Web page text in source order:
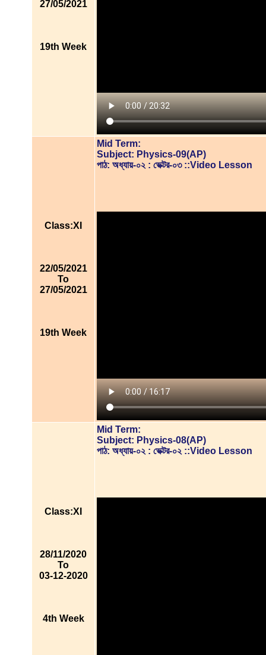
27/05/2021
19th Week
Class:XI
22/05/2021
To
27/05/2021
19th Week
Mid Term:
Subject: Physics-09(AP)
পাঠ: অধ্যায়-০২ : ভেক্টর-০৩ ::Video Lesson
Class:XI
28/11/2020
To
03-12-2020
4th Week
Mid Term:
Subject: Physics-08(AP)
পাঠ: অধ্যায়-০২ : ভেক্টর-০২ ::Video Lesson